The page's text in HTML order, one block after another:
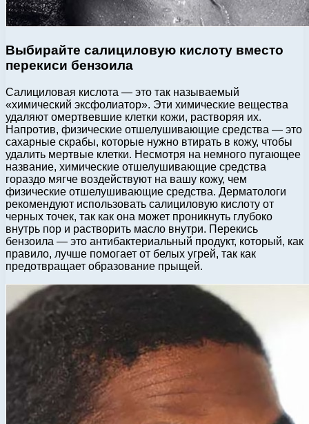
Выбирайте салициловую кислоту вместо
перекиси бензоила
Салициловая кислота — это так называемый
«химический эксфолиатор». Эти химические вещества
удаляют омертвевшие клетки кожи, растворяя их.
Напротив, физические отшелушивающие средства — это
сахарные скрабы, которые нужно втирать в кожу, чтобы
удалить мертвые клетки. Несмотря на немного пугающее
название, химические отшелушивающие средства
гораздо мягче воздействуют на вашу кожу, чем
физические отшелушивающие средства. Дерматологи
рекомендуют использовать салициловую кислоту от
черных точек, так как она может проникнуть глубоко
внутрь пор и растворить масло внутри. Перекись
бензоила — это антибактериальный продукт, который, как
правило, лучше помогает от белых угрей, так как
предотвращает образование прыщей.